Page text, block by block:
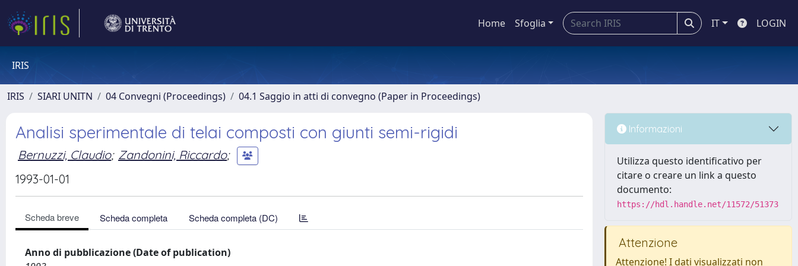
Home Sfoglia IT LOGIN
IRIS
IRIS SIARI UNITN 04 Convegni (Proceedings) 04.1 Saggio in atti di convegno (Paper in Proceedings)
Analisi sperimentale di telai composti con giunti semi-rigidi
Bernuzzi, Claudio; Zandonini, Riccardo;
1993-01-01
Scheda breve Scheda completa Scheda completa (DC)
Anno di pubblicazione (Date of publication)
Informazioni
Utilizza questo identificativo per
citare o creare un link a questo
documento:
https://hdl.handle.net/11572/51373
Attenzione
Attenzione! I dati visualizzati non